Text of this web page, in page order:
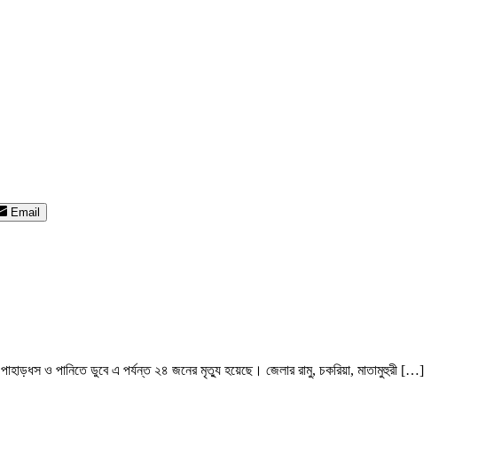
Email
পাহাড়ধস ও পানিতে ডুবে এ পর্যন্ত ২৪ জনের মৃত্যু হয়েছে। জেলার রামু, চকরিয়া, মাতামুহুরী […]